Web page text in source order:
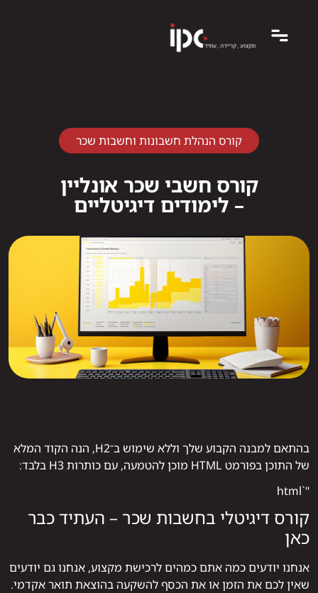
קורס הנהלת חשבונות וחשבות שכר
קורס חשבי שכר אונליין
– לימודים דיגיטליים
בהתאם למבנה הקבוע שלך וללא שימוש ב־H2, הנה הקוד המלא
של התוכן בפורמט HTML מוכן להטמעה, עם כותרות H3 בלבד:
"`html
קורס דיגיטלי בחשבות שכר – העתיד כבר
כאן
אנחנו יודעים כמה אתם כמהים לרכישת מקצוע, אנחנו גם יודעים
שאין לכם את הזמן או את הכסף להשקעה בהוצאת תואר אקדמי.